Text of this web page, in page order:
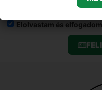
Elolvastam és